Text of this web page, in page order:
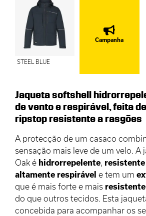
STEEL BLUE
Campanha
Jaqueta softshell
de vento e respirável, feita
ripstop resistente a rasgões
A protecção de um casaco
sensação mais leve de um velo. A
Oak é hidrorrepelente
altamente respirável e tem um
que é mais forte e mais
do que outros tecidos. Esta
concebida para acompanhar os